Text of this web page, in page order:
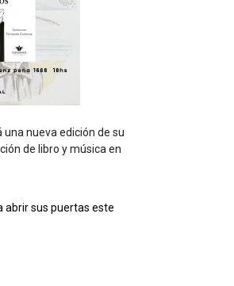
e
d
e
d
e
c
i
e
nueva edición de su
de libro y música en
abrir sus puertas este